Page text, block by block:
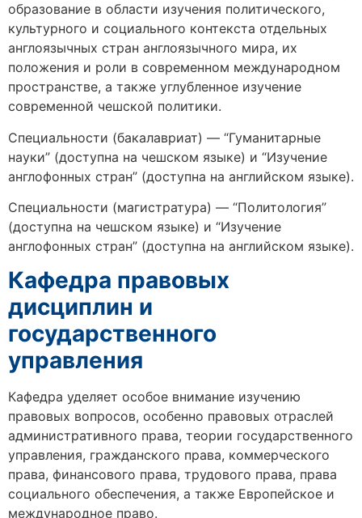
образование в области изучения политического,
культурного и социального контекста отдельных
англоязычных стран англоязычного мира, их
положения и роли в современном международном
пространстве, а также углубленное изучение
современной чешской политики.
Специальности (бакалавриат) — “Гуманитарные
науки” (доступна на чешском языке) и “Изучение
англофонных стран” (доступна на английском языке).
Специальности (магистратура) — “Политология”
(доступна на чешском языке) и “Изучение
англофонных стран” (доступна на английском языке).
Кафедра правовых
дисциплин и
государственного
управления
Кафедра уделяет особое внимание изучению
правовых вопросов, особенно правовых отраслей
административного права, теории государственного
управления, гражданского права, коммерческого
права, финансового права, трудового права, права
социального обеспечения, а также Европейское и
международное право.